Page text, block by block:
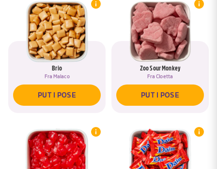
Brio
Fra Malaco
PUT I POSE
Zoo Sour Monkey
FraCloetta
PUT I POSE